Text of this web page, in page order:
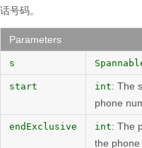
话号码。
Parameters
s
start int: The
phone
endExclusive int: The
the